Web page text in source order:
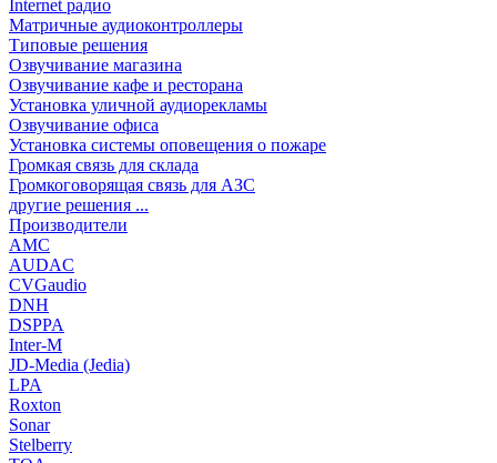
Internet радио
Матричные аудиоконтроллеры
Типовые решения
Озвучивание магазина
Озвучивание кафе и ресторана
Установка уличной аудиорекламы
Озвучивание офиса
Установка системы оповещения о пожаре
Громкая связь для склада
Громкоговорящая связь для АЗС
другие решения ...
Производители
AMC
AUDAC
CVGaudio
DNH
DSPPA
Inter-M
JD-Media (Jedia)
LPA
Roxton
Sonar
Stelberry